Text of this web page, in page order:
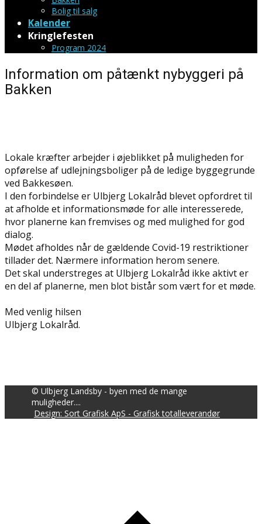
Bolig til salg
Kalender
Kringlefesten
Program 2024
Information om påtænkt nybyggeri på
Bakken
Lokale kræfter arbejder i øjeblikket på muligheden for
opførelse af udlejningsboliger på de ledige byggegrunde
ved Bakkesøen.
I den forbindelse er Ulbjerg Lokalråd blevet opfordret til
at afholde et informationsmøde for alle interesserede,
hvor planerne kan fremvises og med mulighed for god
dialog.
Mødet afholdes når de gældende Covid-19 restriktioner
tillader det. Nærmere information herom senere.
Det skal understreges at Ulbjerg Lokalråd ikke aktivt er
en del af planerne, men blot bistår som vært for et møde.
Med venlig hilsen
Ulbjerg Lokalråd.
© Ulbjerg Landsby - byen med de mange
muligheder....
Design: Sort Grafisk ApS - Grafisk totalleverandør